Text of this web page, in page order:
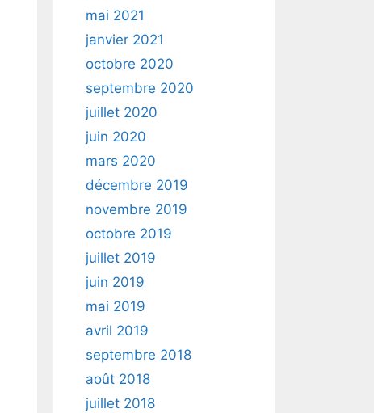
mai 2021
janvier 2021
octobre 2020
septembre 2020
juillet 2020
juin 2020
mars 2020
décembre 2019
novembre 2019
octobre 2019
juillet 2019
juin 2019
mai 2019
avril 2019
septembre 2018
août 2018
juillet 2018